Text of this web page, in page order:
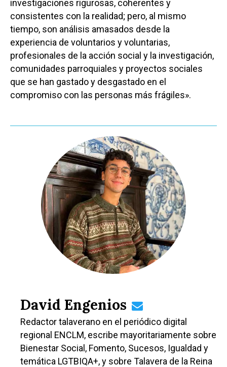
investigaciones rigurosas, coherentes y
consistentes con la realidad; pero, al mismo
tiempo, son análisis amasados desde la
experiencia de voluntarios y voluntarias,
profesionales de la acción social y la investigación,
comunidades parroquiales y proyectos sociales
que se han gastado y desgastado en el
compromiso con las personas más frágiles».
David Engenios
Redactor talaverano en el periódico digital
regional ENCLM, escribe mayoritariamente sobre
Bienestar Social, Fomento, Sucesos, Igualdad y
temática LGTBIQA+, y sobre Talavera de la Reina
Castilla-La
Toledo
Ciudad Real
Albacete
Talavera
Sanidad
Economía
Cultura
Deportes
Sucesos
Medio Ambiente
Planeta Rural
Especiales
Política
Galerías